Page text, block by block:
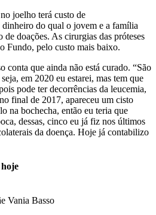
joelho terá custo de
do qual o jovem e a família
de doações. As cirurgias das próteses
Fundo, pelo custo mais baixo.
conta que ainda não está curado. “São
em 2020 eu estarei, mas tem que
pode ter decorrências da leucemia,
final de 2017, apareceu um cisto
na bochecha, então eu teria que
dessas, cinco eu já fiz nos últimos
da doença. Hoje já contabilizo
Vania Basso